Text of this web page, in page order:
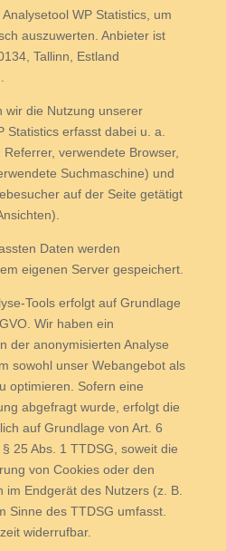
WP Statistics, um
auszuwerten. Anbieter ist
Tallinn, Estland
wir die Nutzung unserer
Statistics erfasst dabei u. a.
verwendete Browser,
Suchmaschine) und
auf der Seite getätigt
Daten werden
eigenen Server gespeichert.
Tools erfolgt auf Grundlage
Wir haben ein
der anonymisierten Analyse
sowohl unser Webangebot als
optimieren. Sofern eine
abgefragt wurde, erfolgt die
auf Grundlage von Art. 6
25 Abs. 1 TTDSG, soweit die
von Cookies oder den
Endgerät des Nutzers (z. B.
Sinne des TTDSG umfasst.
widerrufbar.